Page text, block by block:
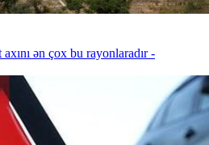
ən çox bu rayonlaradır -